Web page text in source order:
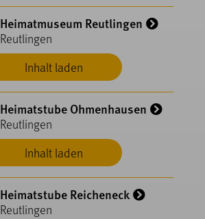
Inhalt laden
Heimatmuseum Reutlingen
Reutlingen
Inhalt laden
Heimatstube Ohmenhausen
Reutlingen
Heimatstube Reicheneck
Reutlingen